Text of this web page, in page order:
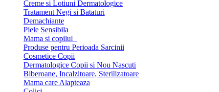
Creme si Lotiuni Dermatologice
Tratament Negi si Bataturi
Demachiante
Piele Sensibila
Mama si copilul
Produse pentru Perioada Sarcinii
Cosmetice Copii
Dermatologice Copii si Nou Nascuti
Biberoane, Incalzitoare, Sterilizatoare
Mama care Alapteaza